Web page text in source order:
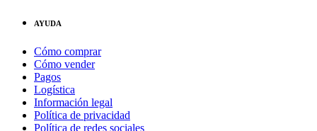
AYUDA
Cómo comprar
Cómo vender
Pagos
Logística
Información legal
Política de privacidad
Política de redes sociales